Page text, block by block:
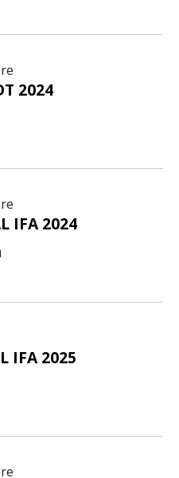
2024
IFA 2024
IFA 2025